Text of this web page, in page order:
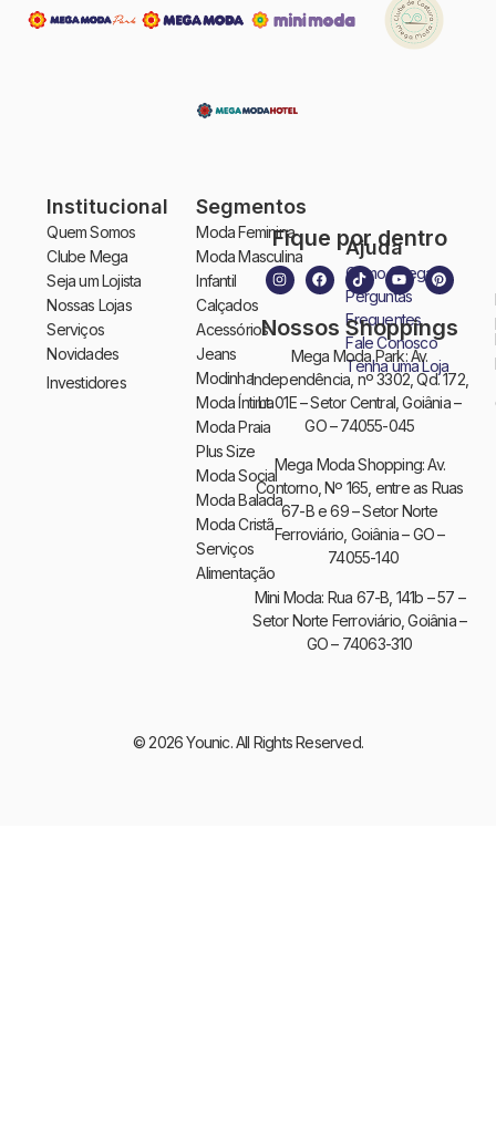
Institucional
Quem Somos
Clube Mega
Seja um Lojista
Nossas Lojas
Serviços
Novidades
Investidores
Segmentos
Moda Feminina
Moda Masculina
Infantil
Calçados
Acessórios
Jeans
Modinha
Moda Íntima
Moda Praia
Plus Size
Moda Social
Moda Balada
Moda Cristã
Serviços
Alimentação
Ajuda
Como Chegar
Perguntas
Frequentes
Fale Conosco
Tenha uma Loja
Fique por dentro
Nossos Shoppings
Mega Moda Park: Av.
Independência, nº 3302, Qd. 172,
Lt. 01E – Setor Central, Goiânia –
GO – 74055-045
Mega Moda Shopping: Av.
Contorno, Nº 165, entre as Ruas
67-B e 69 – Setor Norte
Ferroviário, Goiânia – GO –
74055-140
Mini Moda: Rua 67-B, 141b – 57 –
Setor Norte Ferroviário, Goiânia –
GO – 74063-310
© 2026 Younic. All Rights Reserved.